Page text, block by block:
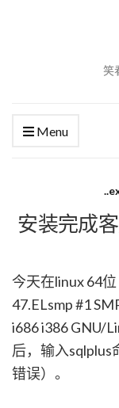
笑
Menu
安装完成
今天在linux 64
47.ELsmp #1
i686 i386 GNU/
后，输入
错误）。